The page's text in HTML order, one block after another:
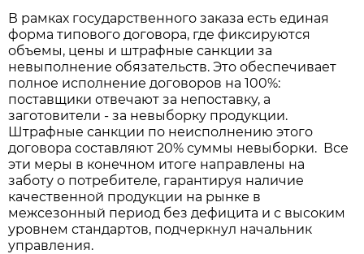
В рамках государственного заказа есть единая
форма типового договора, где фиксируются
объемы, цены и штрафные санкции за
невыполнение обязательств. Это обеспечивает
полное исполнение договоров на 100%:
поставщики отвечают за непоставку, а
заготовители - за невыборку продукции.
Штрафные санкции по неисполнению этого
договора составляют 20% суммы невыборки. Все
эти меры в конечном итоге направлены на
заботу о потребителе, гарантируя наличие
качественной продукции на рынке в
межсезонный период без дефицита и с высоким
уровнем стандартов, подчеркнул начальник
управления.